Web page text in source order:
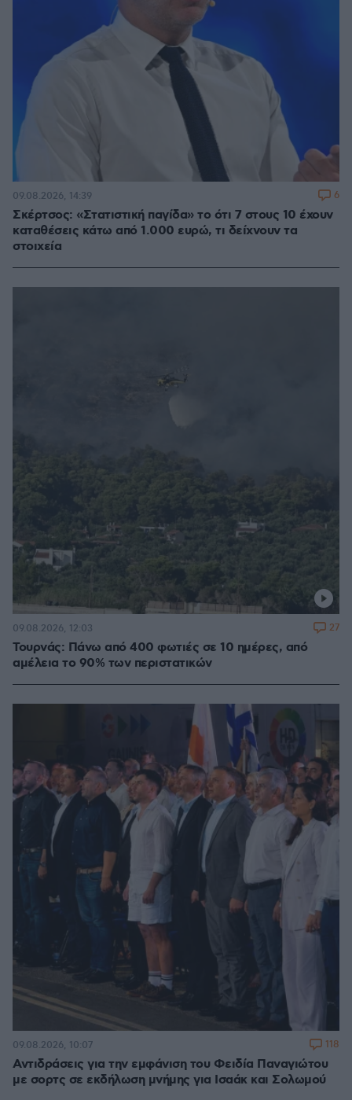
Σκέρτσος: «Στατιστική παγίδα» το ότι 7 στους 10 έχουν
καταθέσεις κάτω από 1.000 ευρώ, τι δείχνουν τα
στοιχεία
09.08.2026, 14:39 6
Τουρνάς: Πάνω από 400 φωτιές σε 10 ημέρες, από
αμέλεια το 90% των περιστατικών
09.08.2026, 12:03 27
Αντιδράσεις για την εμφάνιση του Φειδία Παναγιώτου
με σορτς σε εκδήλωση μνήμης για Ισαάκ και Σολωμού
09.08.2026, 10:07 118